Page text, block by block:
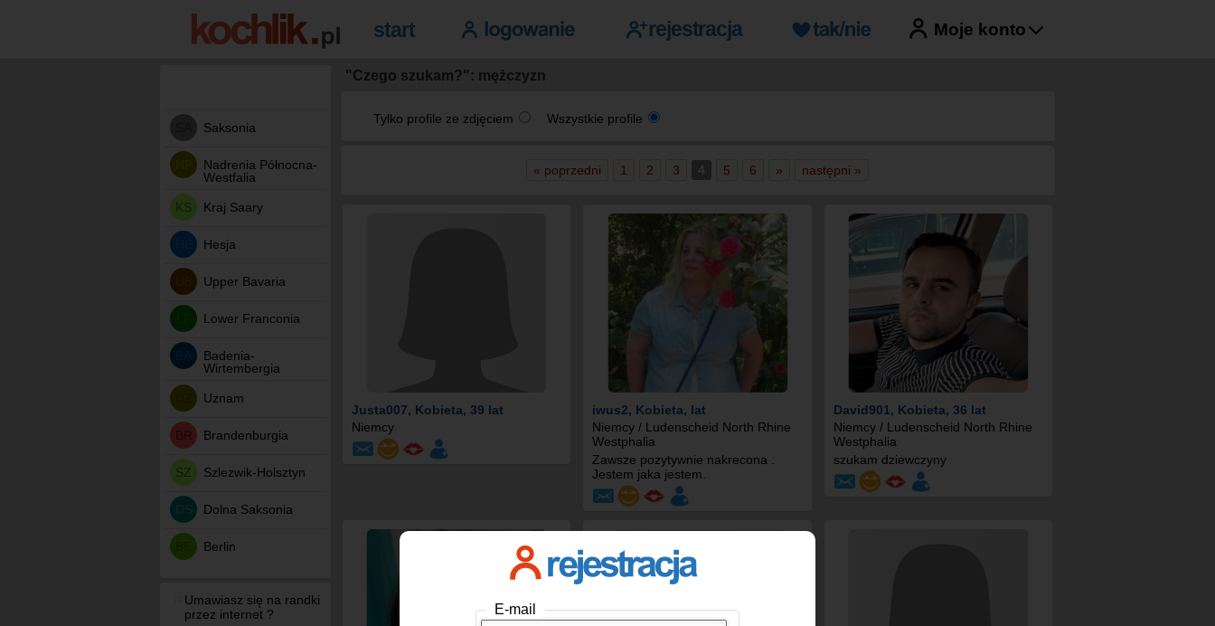
Moje konto
Saksonia
Nadrenia Północna-
Westfalia
KS Kraj Saary
Hesja
Upper Bavaria
Lower Franconia
Badenia-
Wirtembergia
Uznam
Brandenburgia
SZ Szlezwik-Holsztyn
Dolna Saksonia
Berlin
Umawiasz się na randki
przez internet ?
"Czego szukam?": mężczyzn
Tylko profile ze zdjęciem Wszystkie profile
« poprzedni 1 2 3 4 5 6 » następni »
Justa007, Kobieta, 39 lat
Niemcy
iwus2, Kobieta, lat
Niemcy / Ludenscheid North Rhine
Westphalia
Zawsze pozytywnie nakrecona .
Jestem jaka jestem.
David901, Kobieta, 36 lat
Niemcy / Ludenscheid North Rhine
Westphalia
szukam dziewczyny
E-mail